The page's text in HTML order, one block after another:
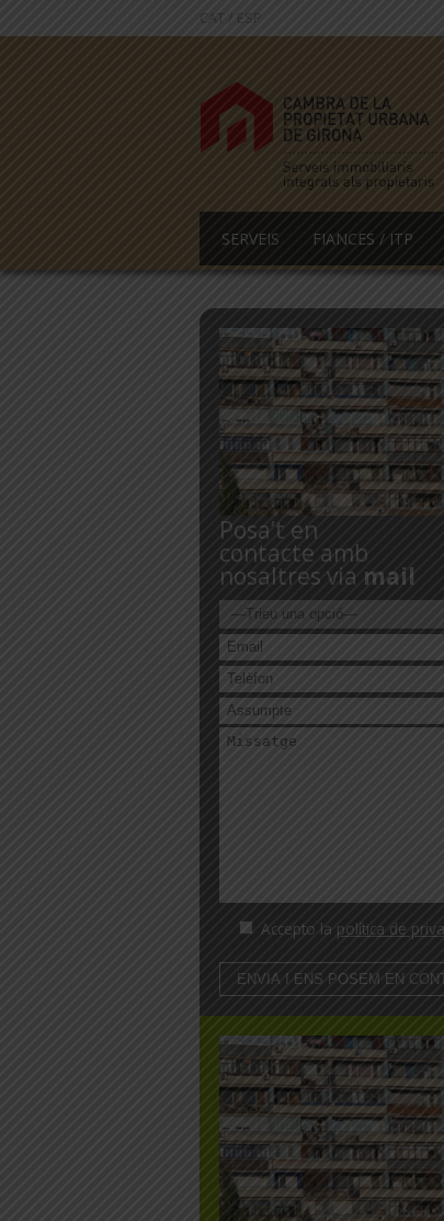
CAT / ESP
SERVEIS FIANCES / ITP
Posa’t en
contacte amb
nosaltres via mail
Accepto la política de